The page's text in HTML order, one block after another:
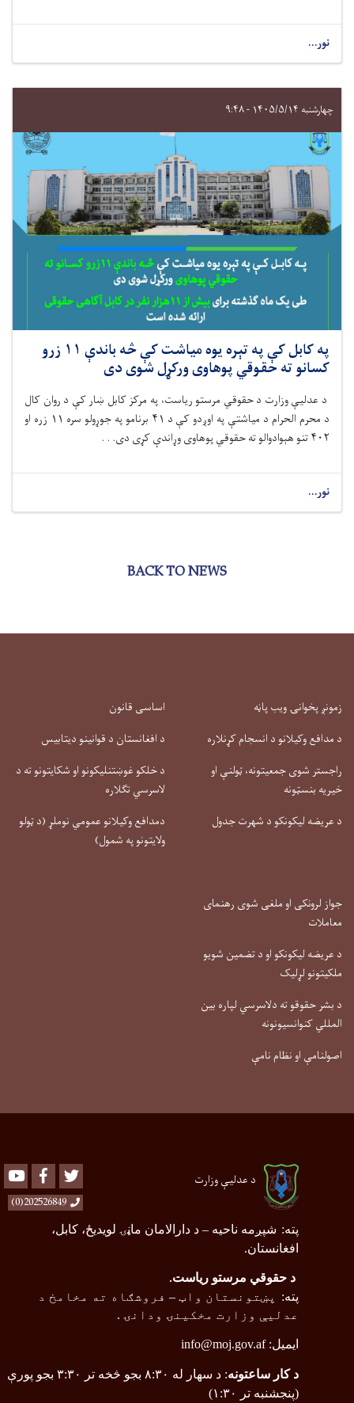
نور...
چهارشنبه ۱۴۰۵/۵/۱۴ - ۹:۴۸
په کابل کې په تېره یوه میاشت کې څه باندې ۱۱ زرو
کسانو ته حقوقي پوهاوی ورکړل شوی دی
د عدلیې وزارت د حقوقي مرستو رياست، په مرکز کابل ښار کې د روان کال
د محرم الحرام د میاشتې په اوږدو کې د ۴۱ برنامو په جوړولو سره ۱۱ زره او
۴۰۲ تنو هېوادوالو ته حقوقي پوهاوی وړاندې کړی دی. . .
نور...
BACK TO NEWS
زمونږ پخوانۍ ویب پاڼه
د مدافع وکیلانو د انسجام کړنلاره
راجستر شوی جمعیتونه، ټولنې او
خیریه بنسټونه
د عریضه لیکونکو د شهرت جدول
اساسی قانون
د افغانستان د قوانینو دیتابیس
د خلکو غوښتنلیکونو او شکایتونو ته د
لاسرسي تګلاره
دمدافع وکیلانو عمومي نوملړ (د ټولو
ولایتونو په شمول)
جواز لرونکی او ملغی شوی رهنمای
معاملات
د عریضه لیکونکو او د تضمین شویو
ملکیتونو لړلیک
د بشر حقوقو ته دلاسرسي لپاره بین
المللي کنوانسیونونه
اصولنامې او نظام نامې
د عدلیې وزارت Youtube Facebook
202526849(0)
پته: شپږمه ناحیه – د دارالامان ماڼۍ لویدیځ، کابل،
افغانستان.
د حقوقي مرستو ریاست.
پته: پښتونستان واټ – فروشګاه ته مخامخ د
عدلیې وزارت مخکینۍ ودانۍ .
ایمیل:info@moj.gov.af
د کار ساعتونه
: د سهار له ۸:۳۰ بجو څخه تر ۳:۳۰ بجو پورې
(پنجشنبه تر ۱:۳۰)